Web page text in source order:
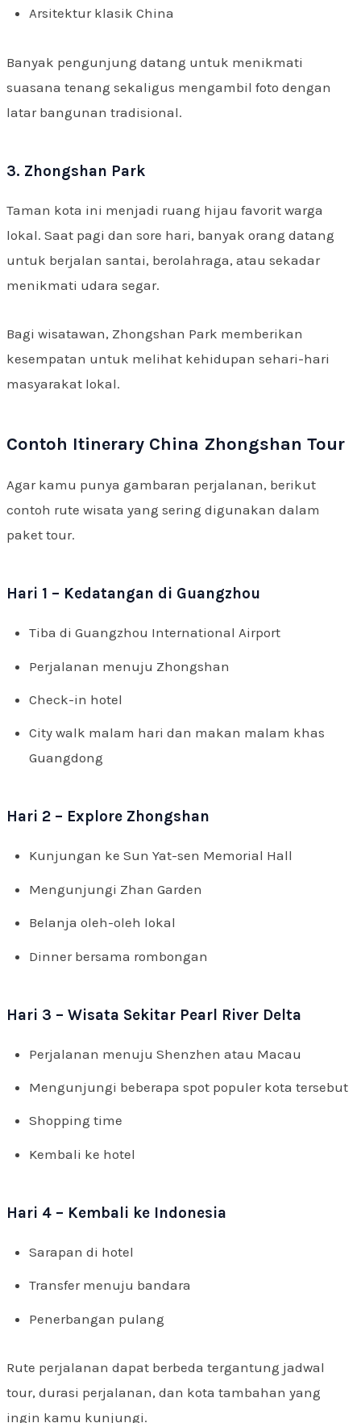
Arsitektur klasik China
Banyak pengunjung datang untuk menikmati
suasana tenang sekaligus mengambil foto dengan
latar bangunan tradisional.
3. Zhongshan Park
Taman kota ini menjadi ruang hijau favorit warga
lokal. Saat pagi dan sore hari, banyak orang datang
untuk berjalan santai, berolahraga, atau sekadar
menikmati udara segar.
Bagi wisatawan, Zhongshan Park memberikan
kesempatan untuk melihat kehidupan sehari-hari
masyarakat lokal.
Contoh Itinerary China Zhongshan Tour
Agar kamu punya gambaran perjalanan, berikut
contoh rute wisata yang sering digunakan dalam
paket tour.
Hari 1 – Kedatangan di Guangzhou
Tiba di Guangzhou International Airport
Perjalanan menuju Zhongshan
Check-in hotel
City walk malam hari dan makan malam khas
Guangdong
Hari 2 – Explore Zhongshan
Kunjungan ke Sun Yat-sen Memorial Hall
Mengunjungi Zhan Garden
Belanja oleh-oleh lokal
Dinner bersama rombongan
Hari 3 – Wisata Sekitar Pearl River Delta
Perjalanan menuju Shenzhen atau Macau
Mengunjungi beberapa spot populer kota tersebut
Shopping time
Kembali ke hotel
Hari 4 – Kembali ke Indonesia
Sarapan di hotel
Transfer menuju bandara
Penerbangan pulang
Rute perjalanan dapat berbeda tergantung jadwal
tour, durasi perjalanan, dan kota tambahan yang
ingin kamu kunjungi.